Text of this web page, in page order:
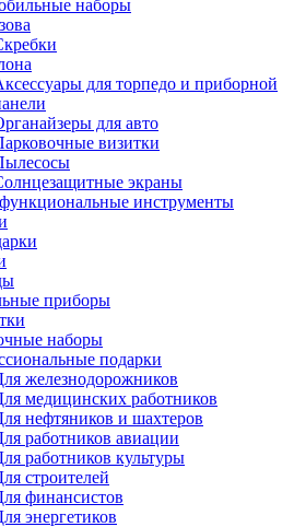
наборы
для торпедо и приборной
для авто
визитки
экраны
инструменты
приборы
наборы
подарки
железнодорожников
медицинских работников
нефтяников и шахтеров
работников авиации
работников культуры
строителей
финансистов
энергетиков